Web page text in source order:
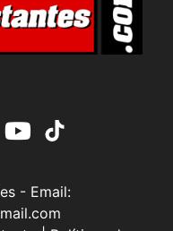
- Email: